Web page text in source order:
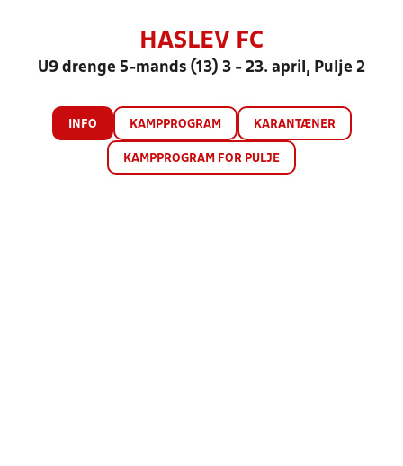
HASLEV FC
U9 drenge 5-mands (13) 3 - 23. april, Pulje 2
INFO KAMPPROGRAM KARANTÆNER
KAMPPROGRAM FOR PULJE